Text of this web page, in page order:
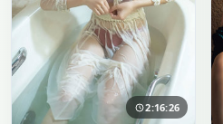
2:16:26